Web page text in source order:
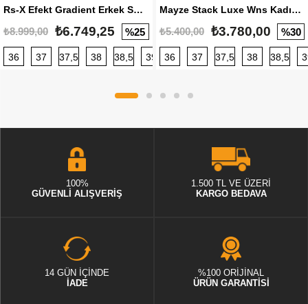
Rs-X Efekt Gradient Erkek Sneaker
₺8.999,00 ₺6.749,25 %25
36 37 37,5 38 38,5 39 40 40,5 41 42 42,5
Mayze Stack Luxe Wns Kadın Sneaker
₺5.400,00 ₺3.780,00 %30
36 37 37,5 38 38,5
100%
GÜVENLİ ALIŞVERİŞ
1.500 TL VE ÜZERİ
KARGO BEDAVA
14 GÜN İÇİNDE
İADE
%100 ORİJİNAL
ÜRÜN GARANTİSİ